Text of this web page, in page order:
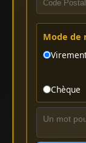
Mode de
Chèque